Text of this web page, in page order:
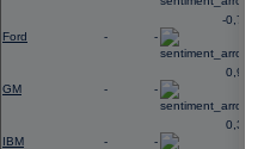
Ford - -
-0,77
GM - -
0,96
IBM - -
0,33